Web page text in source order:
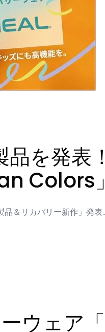
を発表
Colors
＆リカバリー新作」発表
ウェア